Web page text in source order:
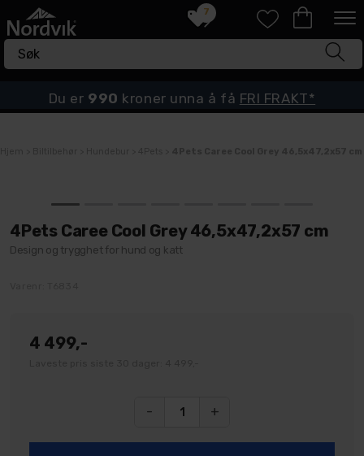
7
Du er 990 kroner unna å få FRI FRAKT*
4Pets Caree Cool Grey 46,5x47,2x57 cm
Design og trygghet for hund og katt
4 499,-
- +